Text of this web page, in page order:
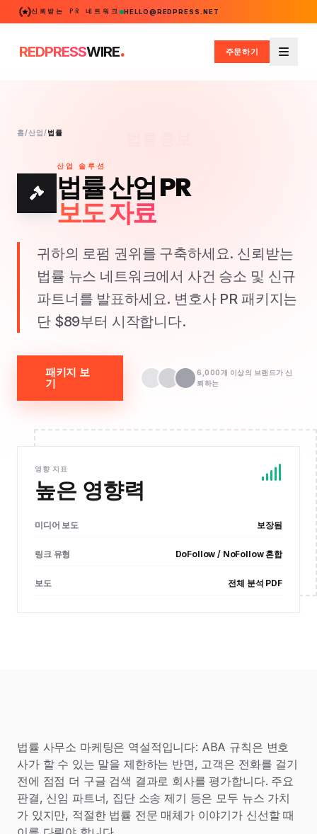
신뢰받는 PR 네트워크 HELLO@REDPRESS.NET
REDPRESSWIRE. 주문하기
메뉴
홈/산업 /법률
산업 솔루션
법률 산업 PR
보도 자료
귀하의 로펌 권위를 구축하세요. 신뢰받는
법률 뉴스 네트워크에서 사건 승소 및 신규
파트너를 발표하세요. 변호사 PR 패키지는
단 $89부터 시작합니다.
패키지 보
기
6,000개 이상의 브랜드가 신
뢰하는
영향 지표
높은 영향력
미디어 보도 보장됨
링크 유형 DoFollow / NoFollow 혼합
보도 전체 분석 PDF
법률 사무소 마케팅은 역설적입니다: ABA 규칙은 변호
사가 할 수 있는 말을 제한하는 반면, 고객은 전화를 걸기
전에 점점 더 구글 검색 결과로 회사를 평가합니다. 주요
판결, 신임 파트너, 집단 소송 제기 등은 모두 뉴스 가치
가 있지만, 적절한 법률 전문 매체가 이야기가 신선할 때